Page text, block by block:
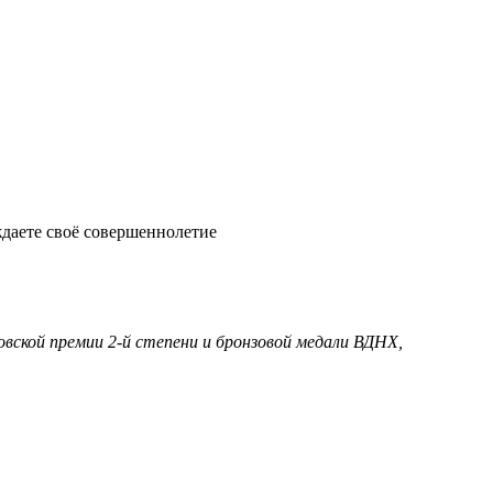
своё совершеннолетие
премии 2-й степени и бронзовой медали ВДНХ,